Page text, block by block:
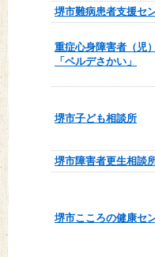
堺市難病患者支援セ
重症心身障害者（児
「ベルデさかい」
堺市子ども相談所
堺市障害者更生相談
堺市こころの健康セ